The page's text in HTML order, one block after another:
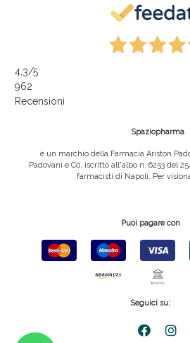
4,3/5
962
Recensioni
Spaziopharma
è un marchio della Farmacia Ariston
Padovani e Co, iscritto all'albo n. 6253 del
farmacisti di Napoli. Per
Puoi pagare con
Seguici su: